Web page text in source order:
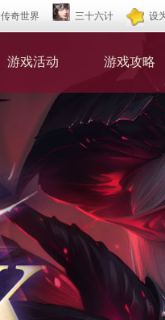
传奇世界 三十六计 设
游戏活动 游戏攻略